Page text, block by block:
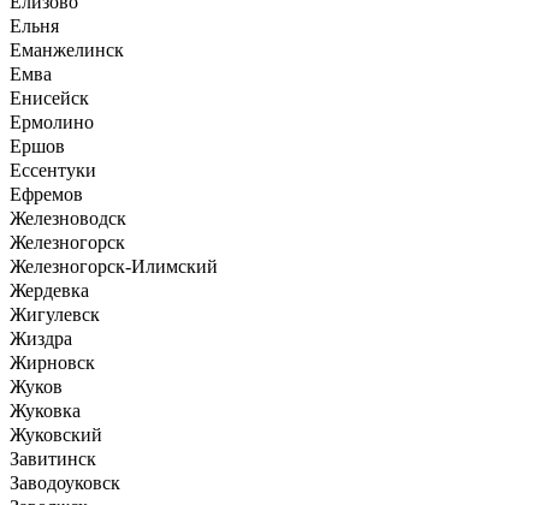
Ельня
Еманжелинск
Емва
Енисейск
Ермолино
Ершов
Ессентуки
Ефремов
Железноводск
Железногорск
Железногорск-Илимский
Жердевка
Жигулевск
Жиздра
Жирновск
Жуков
Жуковка
Жуковский
Завитинск
Заводоуковск